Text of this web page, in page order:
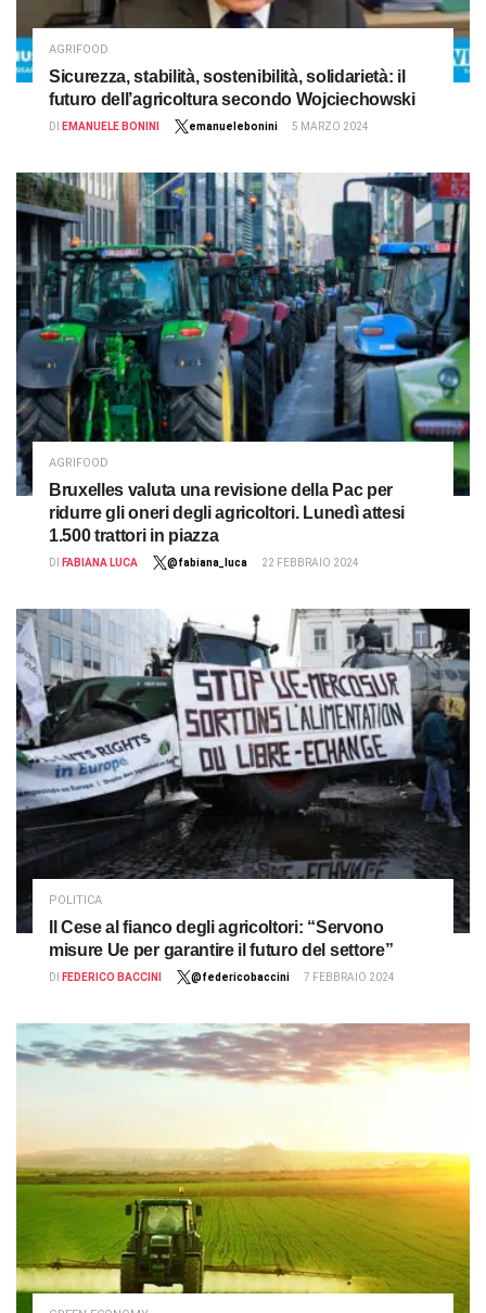
AGRIFOOD
Sicurezza, stabilità, sostenibilità, solidarietà: il
futuro dell’agricoltura secondo Wojciechowski
DI EMANUELE BONINI emanuelebonini 5 MARZO 2024
AGRIFOOD
Bruxelles valuta una revisione della Pac per
ridurre gli oneri degli agricoltori. Lunedì attesi
1.500 trattori in piazza
DI FABIANA LUCA @fabiana_luca 22 FEBBRAIO 2024
POLITICA
Il Cese al fianco degli agricoltori: “Servono
misure Ue per garantire il futuro del settore”
DI FEDERICO BACCINI @federicobaccini 7 FEBBRAIO 2024